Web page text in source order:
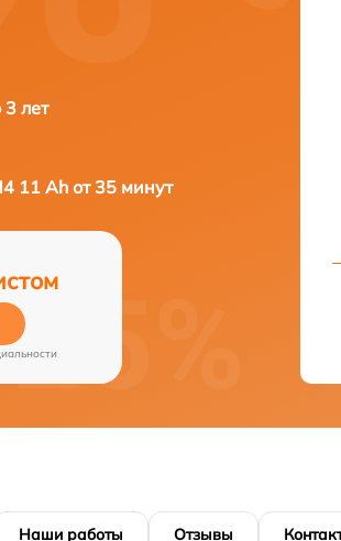
лет
11 Ah от 35 минут
Наши работы Отзывы